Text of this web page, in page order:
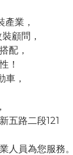
業，
顧問，
配，
！
，
五路二段121
人員為您服務。